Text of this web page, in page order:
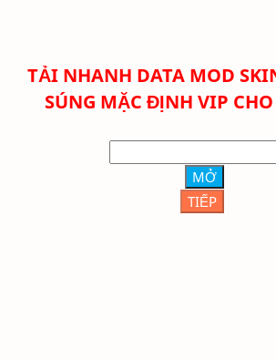
TẢI NHANH DATA MOD
SÚNG MẶC ĐỊNH VIP CHO
MỞ
TIẾP